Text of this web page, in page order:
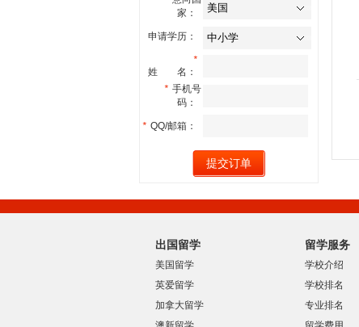
家：
申请学历：
*
姓 名：
* 手机号
码：
* QQ/邮箱：
出国留学
美国留学
英爱留学
加拿大留学
留学服务
学校介绍
学校排名
专业排名